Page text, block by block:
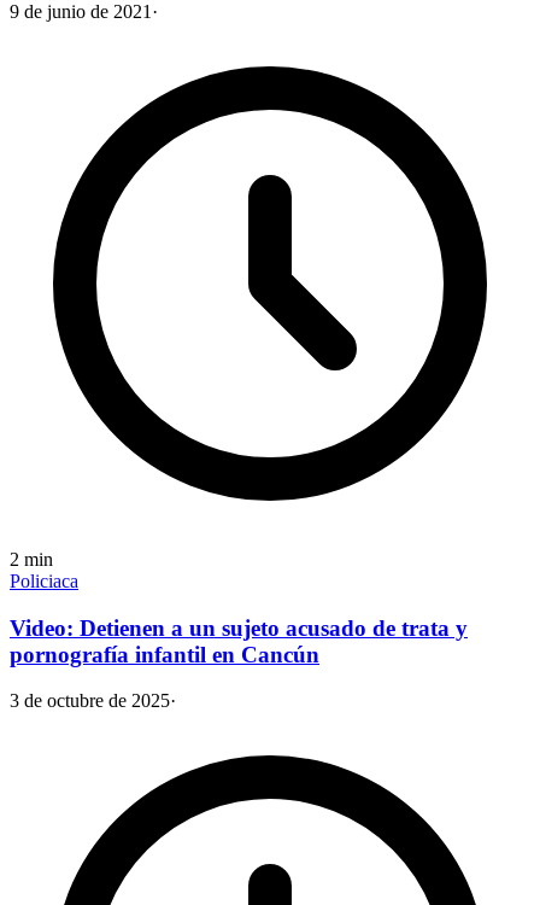
9 de junio de 2021 ·
2 min
Policiaca
Video: Detienen a un sujeto acusado de trata y
pornografía infantil en Cancún
3 de octubre de 2025·